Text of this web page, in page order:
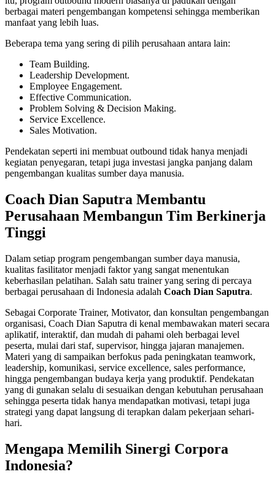
berbagai materi pengembangan kompetensi sehingga memberikan
manfaat yang lebih luas.
Beberapa tema yang sering di pilih perusahaan antara lain:
Team Building.
Leadership Development.
Employee Engagement.
Effective Communication.
Problem Solving & Decision Making.
Service Excellence.
Sales Motivation.
Pendekatan seperti ini membuat outbound tidak hanya menjadi
kegiatan penyegaran, tetapi juga investasi jangka panjang dalam
pengembangan kualitas sumber daya manusia.
Coach Dian Saputra Membantu
Perusahaan Membangun Tim Berkinerja
Tinggi
Dalam setiap program pengembangan sumber daya manusia,
kualitas fasilitator menjadi faktor yang sangat menentukan
keberhasilan pelatihan. Salah satu trainer yang sering di percaya
berbagai perusahaan di Indonesia adalah Coach Dian Saputra.
Sebagai Corporate Trainer, Motivator, dan konsultan pengembangan
organisasi, Coach Dian Saputra di kenal membawakan materi secara
aplikatif, interaktif, dan mudah di pahami oleh berbagai level
peserta, mulai dari staf, supervisor, hingga jajaran manajemen.
Materi yang di sampaikan berfokus pada peningkatan teamwork,
leadership, komunikasi, service excellence, sales performance,
hingga pengembangan budaya kerja yang produktif. Pendekatan
yang di gunakan selalu di sesuaikan dengan kebutuhan perusahaan
sehingga peserta tidak hanya mendapatkan motivasi, tetapi juga
strategi yang dapat langsung di terapkan dalam pekerjaan sehari-
hari.
Mengapa Memilih Sinergi Corpora
Indonesia?